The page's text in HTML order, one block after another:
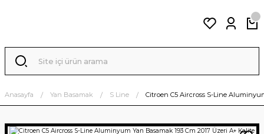
Anasayfa Yan Basamak S Line Citroen C5 Aircross S-Line